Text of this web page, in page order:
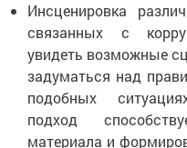
Инсценировка
связанных с
увидеть возможные
задуматься над
подобных
подход
материала и